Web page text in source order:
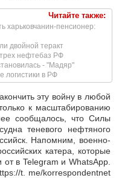
Читайте также:
харьковчанин-пенсионер:
двойной теракт
нефтебаз РФ
- "Мадяр"
логистики в РФ
эту войну в любой
к масштабированию
сообщалось, что Силы
теневого нефтяного
Напомним, военно-
катера, которые
в Telegram и WhatsApp.
t. me/korrespondentnet